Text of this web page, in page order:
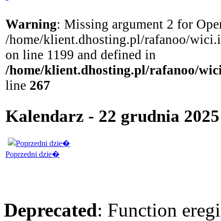
Warning: Missing argument 2 for
/home/klient.dhosting.pl/rafanoo/
on line 1199 and defined in
/home/klient.dhosting.pl/rafanoo/
line 267
Kalendarz - 22 grudnia
Poprzedni dzie�
Deprecated: Function